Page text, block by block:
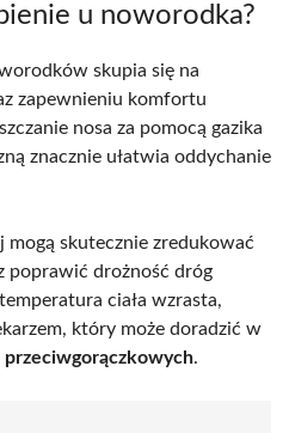
u noworodka?
skupia się na
zapewnieniu komfortu
nosa za pomocą gazika
znacznie ułatwia oddychanie
mogą skutecznie zredukować
poprawić drożność dróg
ciała wzrasta,
który może doradzić w
przeciwgorączkowych.